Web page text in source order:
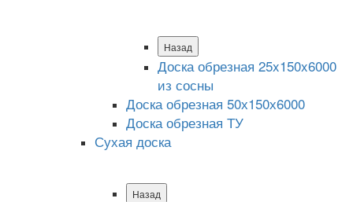
Назад
Доска обрезная 25x150x6000
из сосны
Доска обрезная 50х150х6000
Доска обрезная ТУ
Сухая доска
Назад